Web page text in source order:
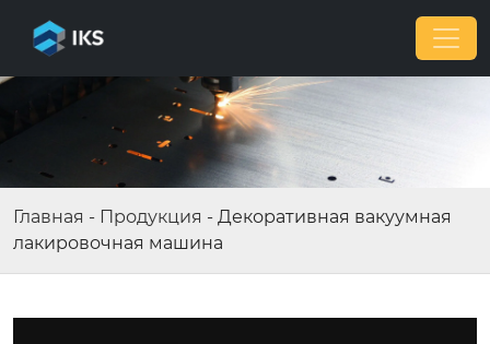
Главная - Продукция - Декоративная вакуумная
лакировочная машина